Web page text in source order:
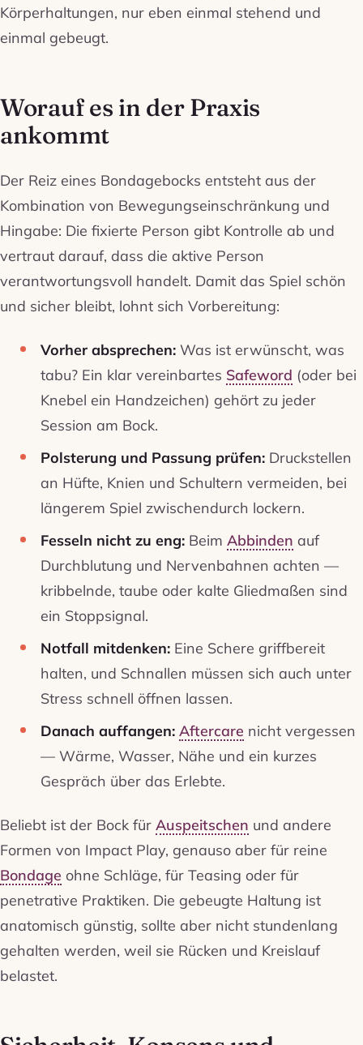
Körperhaltungen, nur eben einmal stehend und
einmal gebeugt.
Worauf es in der Praxis
ankommt
Der Reiz eines Bondagebocks entsteht aus der
Kombination von Bewegungseinschränkung und
Hingabe: Die fixierte Person gibt Kontrolle ab und
vertraut darauf, dass die aktive Person
verantwortungsvoll handelt. Damit das Spiel schön
und sicher bleibt, lohnt sich Vorbereitung:
Vorher absprechen: Was ist erwünscht, was
tabu? Ein klar vereinbartes Safeword (oder bei
Knebel ein Handzeichen) gehört zu jeder
Session am Bock.
Polsterung und Passung prüfen: Druckstellen
an Hüfte, Knien und Schultern vermeiden, bei
längerem Spiel zwischendurch lockern.
Fesseln nicht zu eng: BeimAbbinden auf
Durchblutung und Nervenbahnen achten —
kribbelnde, taube oder kalte Gliedmaßen sind
ein Stoppsignal.
Notfall mitdenken: Eine Schere griffbereit
halten, und Schnallen müssen sich auch unter
Stress schnell öffnen lassen.
Danach auffangen: Aftercare nicht vergessen
— Wärme, Wasser, Nähe und ein kurzes
Gespräch über das Erlebte.
Beliebt ist der Bock für Auspeitschen und andere
Formen von Impact Play, genauso aber für reine
Bondage ohne Schläge, für Teasing oder für
penetrative Praktiken. Die gebeugte Haltung ist
anatomisch günstig, sollte aber nicht stundenlang
gehalten werden, weil sie Rücken und Kreislauf
belastet.